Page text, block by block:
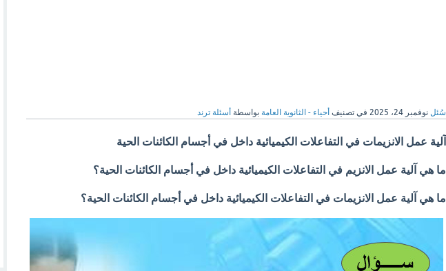
سُئل نوفمبر 24، 2025 في تصنيف أحياء - الثانوية العامة بواسطة أسئلة ترند
آلية عمل الانزيمات في التفاعلات الكيميائية داخل في أجسام الكائنات الحية
ما هي آلية عمل الانزيم في التفاعلات الكيميائية داخل في أجسام الكائنات الحية؟
ما هي آلية عمل الانزيمات في التفاعلات الكيميائية داخل في أجسام الكائنات الحية؟